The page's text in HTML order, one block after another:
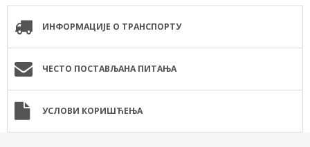
ИНФОРМАЦИЈЕ О ТРАНСПОРТУ
ЧЕСТО ПОСТАВЉАНА ПИТАЊА
УСЛОВИ КОРИШЋЕЊА